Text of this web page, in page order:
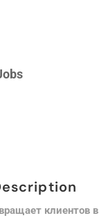
клиентов в